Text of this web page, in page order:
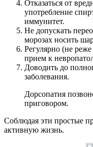
Отказаться от
употребление
иммунитет.
Не допускать
морозах носить
Регулярно (не
прием к
Доводить до
заболевания.
Дорсопатия
приговором.
Соблюдая эти простые
активную жизнь.